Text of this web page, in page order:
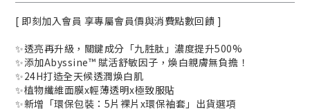
[ 即刻加入會員 享專屬會員價與消費點數回饋 ]
✨透亮再升級，關鍵成分「九胜肽」濃度提升500%
✨添加Abyssine™ 賦活舒敏因子，煥白親膚無負擔！
✨24H打造全天候透潤煥白肌
✨植物纖維面膜x輕薄透明x極致服貼
✨新增「環保包裝：5片裸片x環保袖套」出貨選項